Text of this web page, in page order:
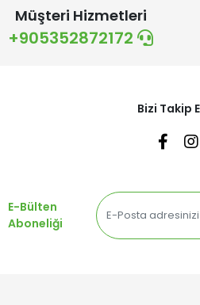
Müşteri Hizmetleri
+905352872172
Bizi Takip
E-Bülten
Aboneliği